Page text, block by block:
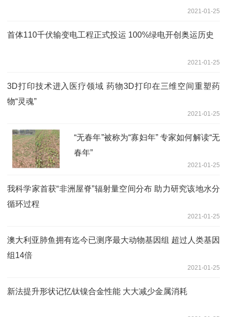
2021-01-25
首体110千伏输变电工程正式投运 100%绿电开创奥运历史
2021-01-25
3D打印技术进入医疗领域 药物3D打印在三维空间重塑药
物“灵魂”
2021-01-25
“无春年”被称为“寡妇年” 专家如何解读“无
春年”
2021-01-25
我科学家首获“非洲屋脊”辐射量空间分布 助力研究该地水分
循环过程
2021-01-25
澳大利亚肺鱼拥有迄今已测序最大动物基因组 超过人类基因
组14倍
2021-01-25
新法提升形状记忆钛镍合金性能 大大减少金属消耗